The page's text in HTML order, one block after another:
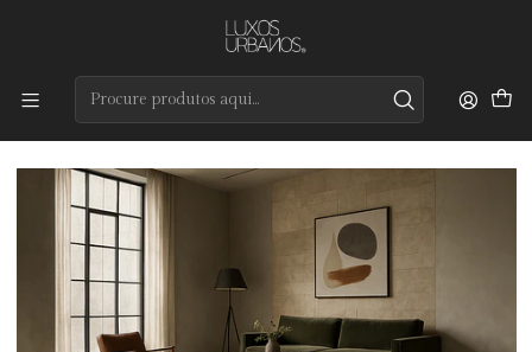
Preços de qualidade e entrega rápida